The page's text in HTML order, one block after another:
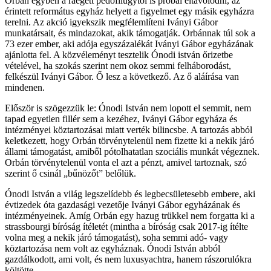
érintett református egyház helyett a figyelmet egy másik egyházra
terelni. Az akció igyekszik megfélemlíteni Iványi Gábor
munkatársait, és mindazokat, akik támogatják. Orbánnak túl sok a
73 ezer ember, aki adója egyszázalékát Iványi Gábor egyházának
ajánlotta fel. A közvéleményt tesztelik Ónodi istván őrizetbe
vételével, ha szokás szerint nem okoz semmi felháborodást,
felkészül Iványi Gábor. Ő lesz a következő. Az ő aláírása van
mindenen.
Először is szögezzük le: Ónodi István nem lopott el semmit, nem
tapad egyetlen fillér sem a kezéhez, Iványi Gábor egyháza és
intézményei köztartozásai miatt verték bilincsbe. A tartozás abból
keletkezett, hogy Orbán törvénytelenül nem fizette ki a nekik járó
állami támogatást, amiből pótolhatatlan szociális munkát végeznek.
Orbán törvénytelenül vonta el azt a pénzt, amivel tartoznak, szó
szerint ő csinál „bűnözőt” belőlük.
Ónodi István a világ legszelídebb és legbecsületesebb embere, aki
évtizedek óta gazdasági vezetője Iványi Gábor egyházának és
intézményeinek. Amíg Orbán egy hazug trükkel nem forgatta ki a
strassbourgi bíróság ítéletét (mintha a bíróság csak 2017-ig ítélte
volna meg a nekik járó támogatást), soha semmi adó- vagy
köztartozása nem volt az egyháznak. Ónodi István abból
gazdálkodott, ami volt, és nem luxusyachtra, hanem rászorulókra